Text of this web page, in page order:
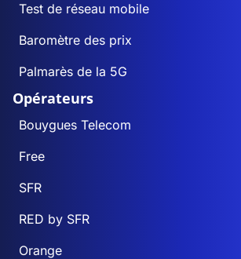
Test de réseau mobile
Baromètre des prix
Palmarès de la 5G
Opérateurs
Bouygues Telecom
Free
SFR
RED by SFR
Orange